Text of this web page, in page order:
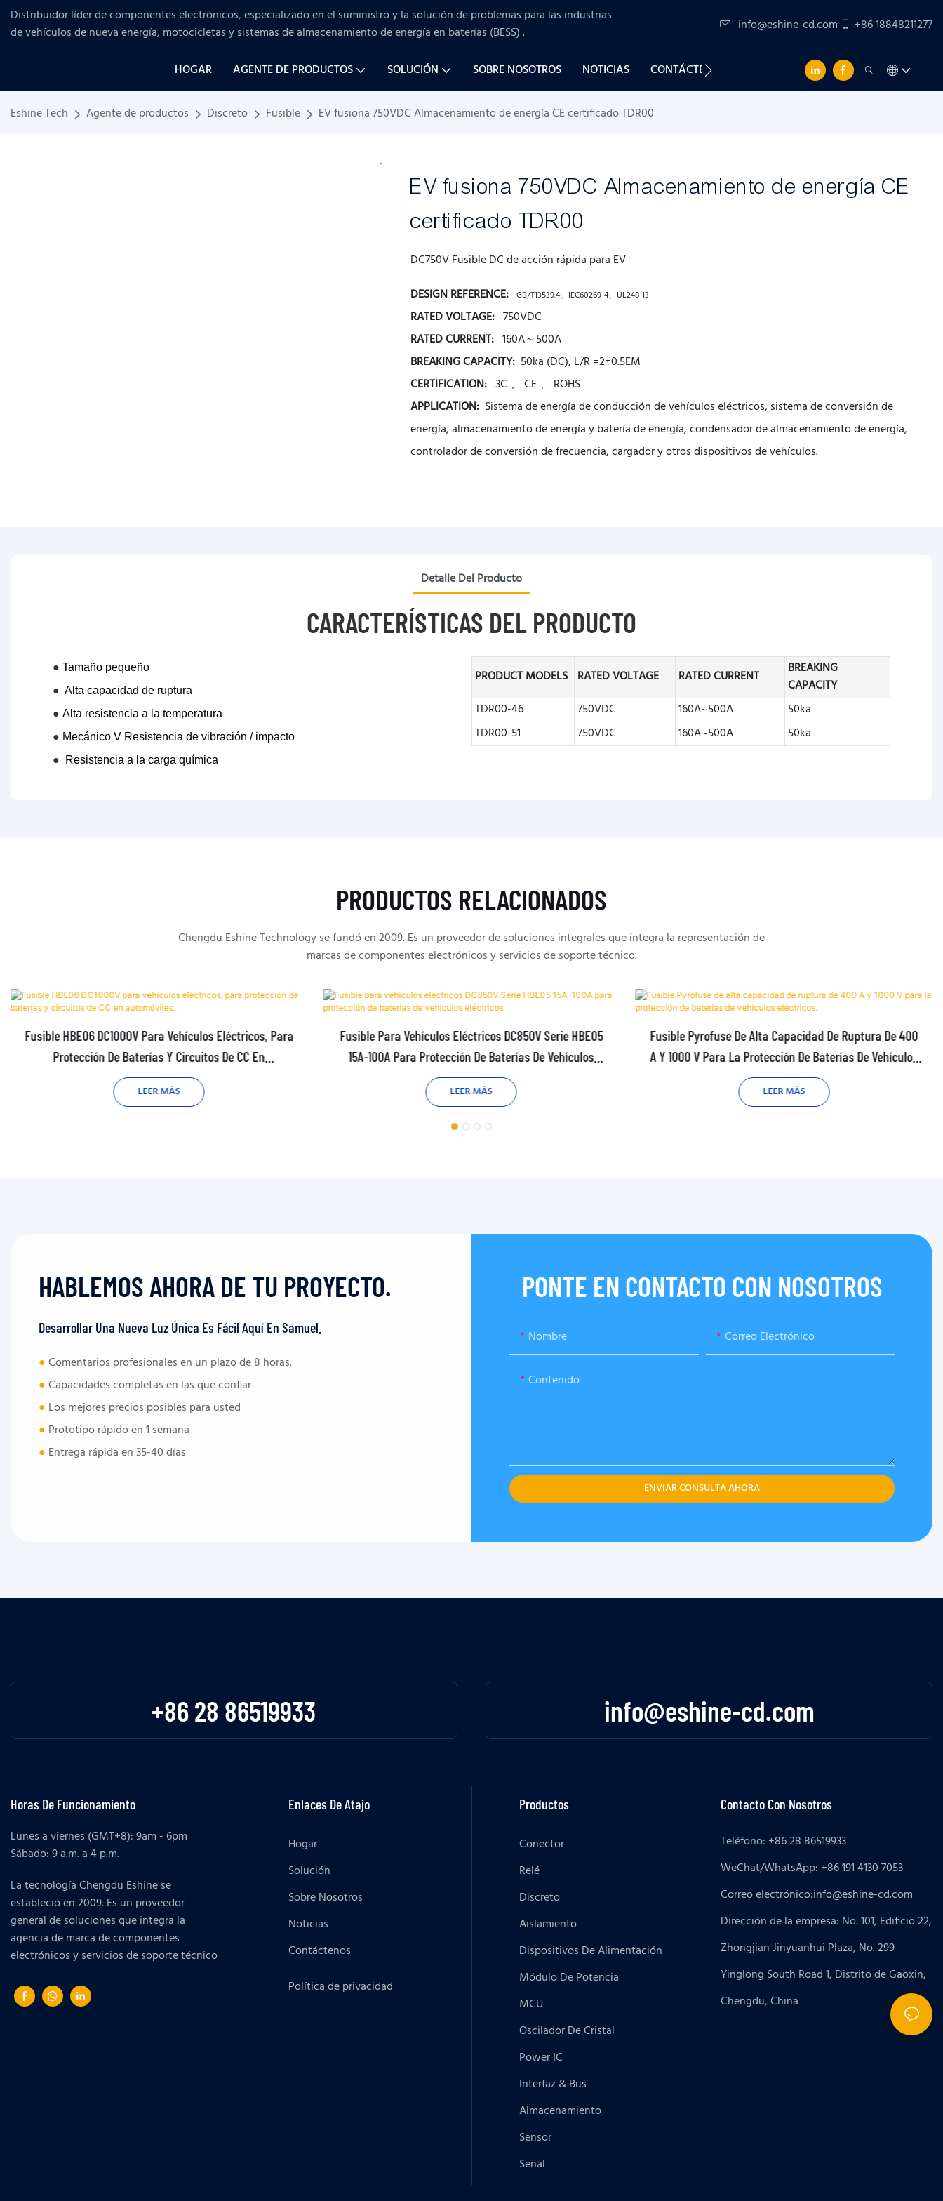
Distribuidor líder de componentes electrónicos, especializado en el suministro y la solución de problemas para las industrias
de vehículos de nueva energía, motocicletas y sistemas de almacenamiento de energía en baterías (BESS). info@eshine-cd.com +86 18848211277
HOGAR AGENTE DE PRODUCTOS SOLUCIÓN SOBRE NOSOTROS NOTICIAS CONTÁCTENOS
Eshine Tech Agente de productos Discreto Fusible EV fusiona 750VDC Almacenamiento de energía CE certificado TDR00
EV fusiona 750VDC Almacenamiento de energía CE
certificado TDR00
DC750V Fusible DC de acción rápida para EV
DESIGN REFERENCE: GB/T13539.4、IEC60269-4、UL248-13
RATED VOLTAGE: 750VDC
RATED CURRENT: 160A～500A
BREAKING CAPACITY: 50ka (DC), L/R =2±0.5EM
CERTIFICATION: 3C 、 CE 、 ROHS
APPLICATION: Sistema de energía de conducción de vehículos eléctricos, sistema de conversión de
energía, almacenamiento de energía y batería de energía, condensador de almacenamiento de energía,
controlador de conversión de frecuencia, cargador y otros dispositivos de vehículos.
Detalle Del Producto
CARACTERÍSTICAS DEL PRODUCTO
● Tamaño pequeño
● Alta capacidad de ruptura
● Alta resistencia a la temperatura
● Mecánico V Resistencia de vibración / impacto
● Resistencia a la carga química
PRODUCT MODELS RATED VOLTAGE RATED CURRENT
BREAKING
CAPACITY
TDR00-46
750VDC 160A~500A
50ka
TDR00-51
750VDC 160A~500A 50ka
PRODUCTOS RELACIONADOS
Chengdu Eshine Technology se fundó en 2009. Es un proveedor de soluciones integrales que integra la representación de
marcas de componentes electrónicos y servicios de soporte técnico.
Fusible HBE06 DC1000V Para Vehículos Eléctricos, Para
Protección De Baterías Y Circuitos De CC En
Automóviles.
LEER MÁS
Fusible Para Vehículos Eléctricos DC850V Serie HBE05
15A-100A Para Protección De Baterías De Vehículos
Eléctricos
LEER MÁS
Fusible Pyrofuse De Alta Capacidad De Ruptura De 400
A Y 1000 V Para La Protección De Baterías De Vehículos
Eléctricos.
LEER MÁS
HABLEMOS AHORA DE TU PROYECTO.
Desarrollar Una Nueva Luz Única Es Fácil Aquí En Samuel.
●Comentarios profesionales en un plazo de 8 horas.
●Capacidades completas en las que confiar
● Los mejores precios posibles para usted
● Prototipo rápido en 1 semana
● Entrega rápida en 35-40 días
PONTE EN CONTACTO CON NOSOTROS
Nombre Correo Electrónico
Contenido
ENVIAR CONSULTA AHORA
+86 28 86519933 info@eshine-cd.com
Horas De Funcionamiento
Lunes a viernes (GMT+8): 9am - 6pm
Sábado: 9 a.m. a 4 p.m.
La tecnología Chengdu Eshine se
estableció en 2009. Es un proveedor
general de soluciones que integra la
agencia de marca de componentes
electrónicos y servicios de soporte técnico
Enlaces De Atajo
Hogar
Solución
Sobre Nosotros
Noticias
Contáctenos
Política de privacidad
Productos
Conector
Relé
Discreto
Aislamiento
Dispositivos De Alimentación
Módulo De Potencia
MCU
Oscilador De Cristal
Power IC
Interfaz & Bus
Almacenamiento
Sensor
Señal
Contacto Con Nosotros
Teléfono: +86 28 86519933
WeChat/WhatsApp: +86 191 4130 7053
Correo electrónico:info@eshine-cd.com
Dirección de la empresa: No. 101, Edificio 22,
Zhongjian Jinyuanhui Plaza, No. 299
Yinglong South Road 1, Distrito de Gaoxin,
Chengdu, China